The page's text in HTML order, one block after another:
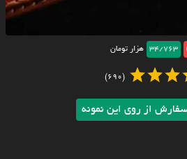
34/763 هزار تومان
(690)
از روی این نمونه